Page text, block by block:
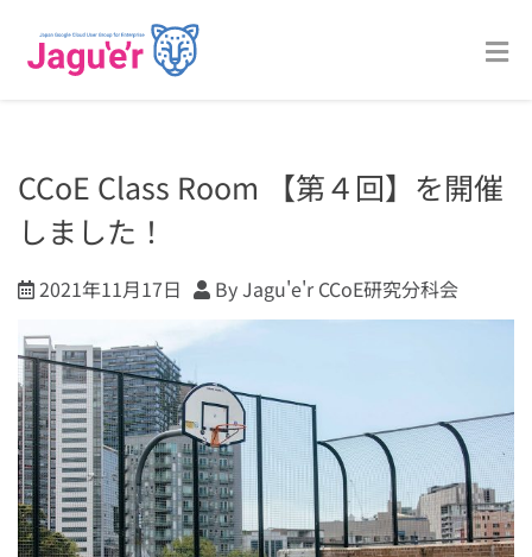
CCoE Class Room 【第４回】を開催
しました！
2021年11月17日 By Jagu'e'r CCoE研究分科会